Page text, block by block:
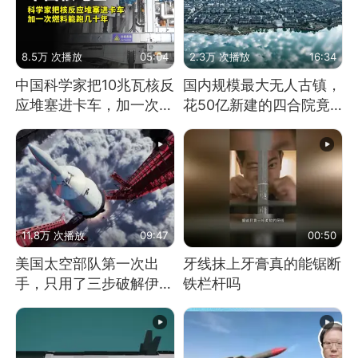
8.5万 次播放 05:04
中国科学家把10兆瓦核反
应堆塞进卡车，加一次燃
料能跑几十年
2.3万 次播放 16:34
国内规模最大无人古镇，
花50亿新建的四合院竟
没人住，发生了啥
11.8万 次播放 09:47
美国太空部队第一次出
手，只用了三步破解伊朗
00:50
牙线抹上牙膏真的能锯断
铁栏杆吗